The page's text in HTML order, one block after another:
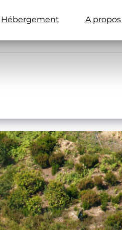
Hébergement A